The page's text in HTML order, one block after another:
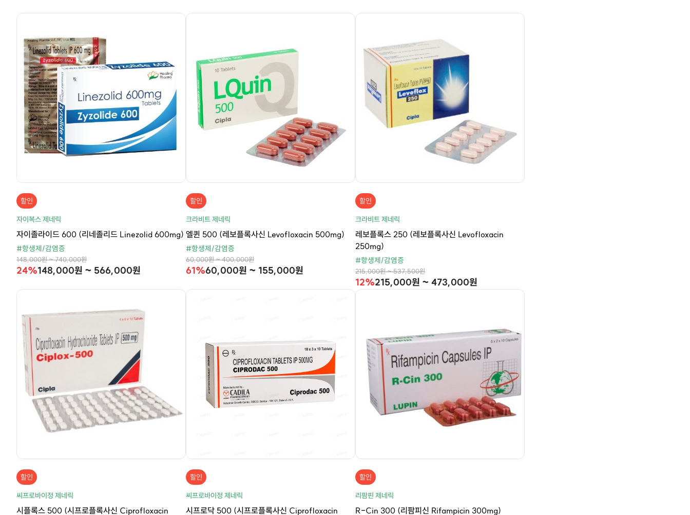
할인
자이복스 제네릭
자이졸라이드 600 (리네졸리드 Linezolid 600mg)
#항생제/감염증
148,000원 ~ 740,000원
24%148,000원 ~ 566,000원
할인
크라비트 제네릭
엘퀸 500 (레보플록사신 Levofloxacin 500mg)
#항생제/감염증
60,000원 ~ 400,000원
61%60,000원 ~ 155,000원
할인
크라비트 제네릭
레보플록스 250 (레보플록사신 Levofloxacin
250mg)
#항생제/감염증
215,000원 ~ 537,500원
12%215,000원 ~ 473,000원
할인
씨프로바이정 제네릭
시플록스 500 (시프로플록사신 Ciprofloxacin
할인
씨프로바이정 제네릭
시프로닥 500 (시프로플록사신 Ciprofloxacin
할인
리팜핀 제네릭
R-Cin 300 (리팜피신 Rifampicin 300mg)